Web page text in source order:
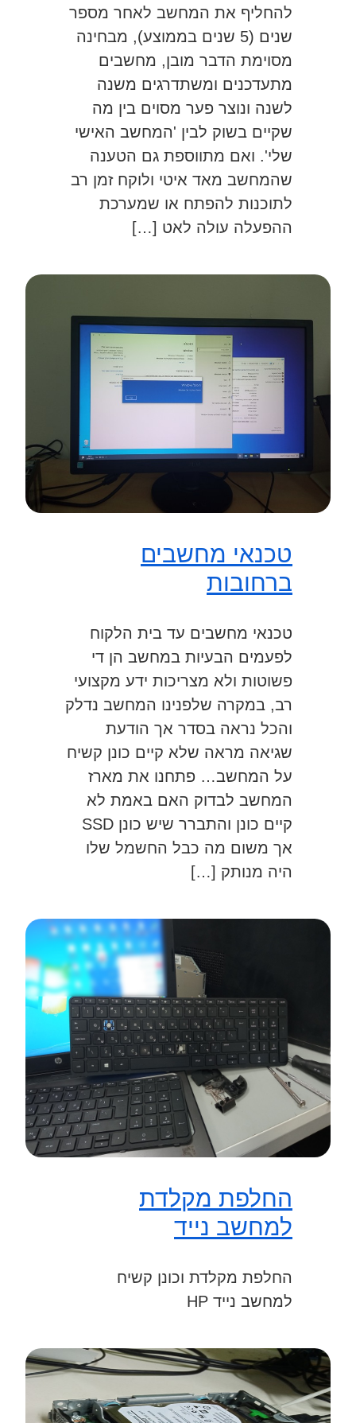
להחליף את המחשב לאחר מספר
שנים (5 שנים בממוצע), מבחינה
מסוימת הדבר מובן, מחשבים
מתעדכנים ומשתדרגים משנה
לשנה ונוצר פער מסוים בין מה
שקיים בשוק לבין 'המחשב האישי
שלי'. ואם מתווספת גם הטענה
שהמחשב מאד איטי ולוקח זמן רב
לתוכנות להפתח או שמערכת
ההפעלה עולה לאט […]
טכנאי מחשבים
ברחובות
טכנאי מחשבים עד בית הלקוח
לפעמים הבעיות במחשב הן די
פשוטות ולא מצריכות ידע מקצועי
רב, במקרה שלפנינו המחשב נדלק
והכל נראה בסדר אך הודעת
שגיאה מראה שלא קיים כונן קשיח
על המחשב… פתחנו את מארז
המחשב לבדוק האם באמת לא
קיים כונן והתברר שיש כונן SSD
אך משום מה כבל החשמל שלו
היה מנותק […]
החלפת מקלדת
למחשב נייד
החלפת מקלדת וכונן קשיח
למחשב נייד HP